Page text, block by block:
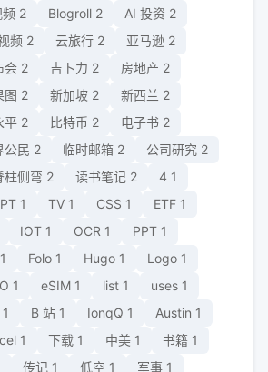
频 2 Blogroll 2 AI 投资 2
频 2 云旅行 2 亚马逊 2
会 2 吉卜力 2 房地产 2
图 2 新加坡 2 新西兰 2
平 2 比特币 2 电子书 2
公民 2 临时邮箱 2 公司研究 2
柱侧弯 2 读书笔记 2 4 1
PT 1 TV 1 CSS 1 ETF 1
IOT 1 OCR 1 PPT 1
1 Folo 1 Hugo 1 Logo 1
1 eSIM 1 list 1 uses 1
1 B 站 1 IonqQ 1 Austin 1
1 下载 1 中美 1 书籍 1
传记 1 低空 1 军事 1